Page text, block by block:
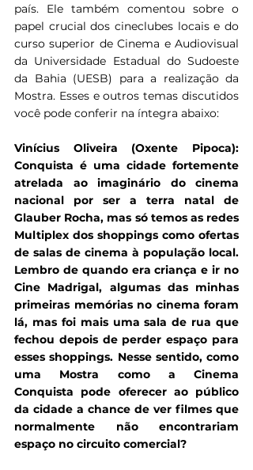
país. Ele também comentou sobre o
papel crucial dos cineclubes locais e do
curso superior de Cinema e Audiovisual
da Universidade Estadual do Sudoeste
da Bahia (UESB) para a realização da
Mostra. Esses e outros temas discutidos
você pode conferir na íntegra abaixo:
Vinícius Oliveira (Oxente Pipoca):
Conquista é uma cidade fortemente
atrelada ao imaginário do cinema
nacional por ser a terra natal de
Glauber Rocha, mas só temos as redes
Multiplex dos shoppings como ofertas
de salas de cinema à população local.
Lembro de quando era criança e ir no
Cine Madrigal, algumas das minhas
primeiras memórias no cinema foram
lá, mas foi mais uma sala de rua que
fechou depois de perder espaço para
esses shoppings. Nesse sentido, como
uma Mostra como a Cinema
Conquista pode oferecer ao público
da cidade a chance de ver filmes que
normalmente não encontrariam
espaço no circuito comercial?